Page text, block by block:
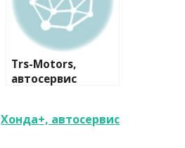
Trs-Motors,
автосервис
Хонда+, автосервис